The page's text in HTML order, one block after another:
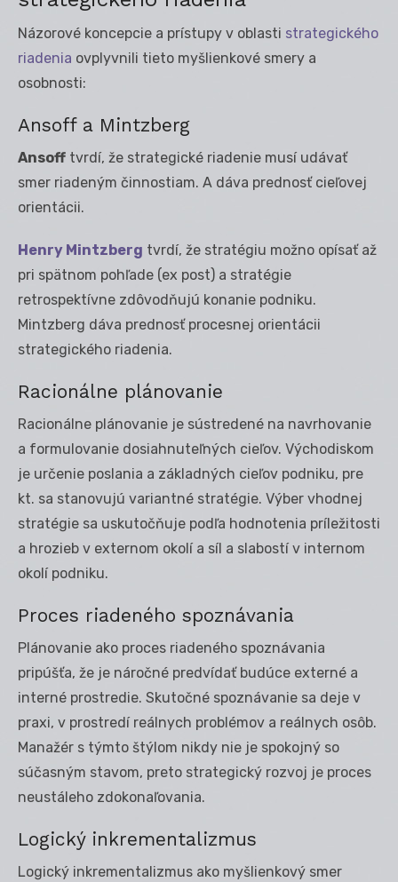
Názorové koncepcie a prístupy v oblasti strategického
riadenia ovplyvnili tieto myšlienkové smery a
osobnosti:
Ansoff a Mintzberg
Ansoff tvrdí, že strategické riadenie musí udávať
smer riadeným činnostiam. A dáva prednosť cieľovej
orientácii.
Henry Mintzberg tvrdí, že stratégiu možno opísať až
pri spätnom pohľade (ex post) a stratégie
retrospektívne zdôvodňujú konanie podniku.
Mintzberg dáva prednosť procesnej orientácii
strategického riadenia.
Racionálne plánovanie
Racionálne plánovanie je sústredené na navrhovanie
a formulovanie dosiahnuteľných cieľov. Východiskom
je určenie poslania a základných cieľov podniku, pre
kt. sa stanovujú variantné stratégie. Výber vhodnej
stratégie sa uskutočňuje podľa hodnotenia príležitosti
a hrozieb v externom okolí a síl a slabostí v internom
okolí podniku.
Proces riadeného spoznávania
Plánovanie ako proces riadeného spoznávania
pripúšťa, že je náročné predvídať budúce externé a
interné prostredie. Skutočné spoznávanie sa deje v
praxi, v prostredí reálnych problémov a reálnych osôb.
Manažér s týmto štýlom nikdy nie je spokojný so
súčasným stavom, preto strategický rozvoj je proces
neustáleho zdokonaľovania.
Logický inkrementalizmus
Logický inkrementalizmus ako myšlienkový smer